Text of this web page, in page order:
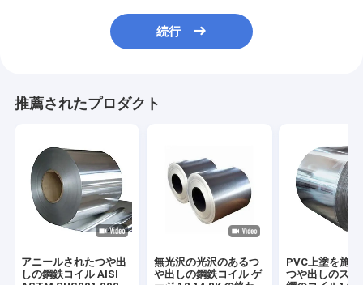
続行
推薦されたプロダクト
アニールされたつや出
しの鋼鉄コイル AISI
無光沢の光沢のあるつ
や出しの鋼鉄コイル ゲ
PVC上塗を施
つや出しのステ